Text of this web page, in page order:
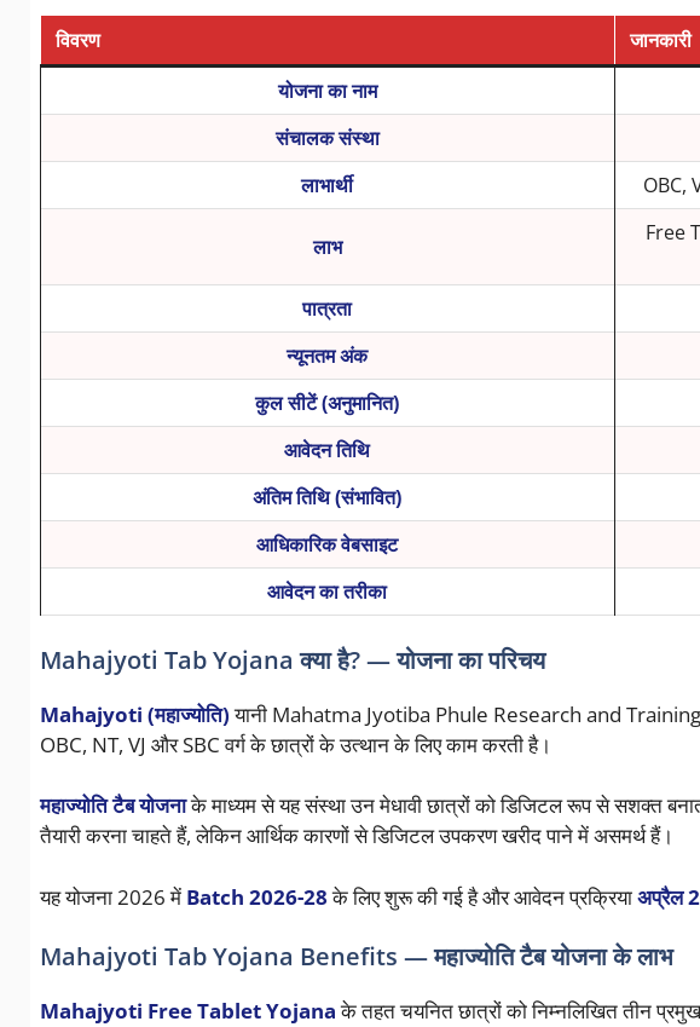
विवरण
जानकारी
योजना का नाम
संचालक संस्था
लाभार्थी
OBC,
लाभ
Free
पात्रता
न्यूनतम अंक
कुल सीटें (अनुमानित)
आवेदन तिथि
अंतिम तिथि (संभावित)
आधिकारिक वेबसाइट
आवेदन का तरीका
Mahajyoti Tab Yojana क्या है? — योजना का परिचय
Mahajyoti (महाज्योति)यानी Mahatma Jyotiba Phule Research and Training
OBC, NT, VJ और SBC वर्ग के छात्रों के उत्थान के लिए काम करती है।
महाज्योति टैब योजनाके माध्यम से यह संस्था उन मेधावी छात्रों को डिजिटल रूप से सशक्त
तैयारी करना चाहते हैं, लेकिन आर्थिक कारणों से डिजिटल उपकरण खरीद पाने में असमर्थ हैं।
यह योजना 2026 में Batch 2026-28के लिए शुरू की गई है और आवेदन प्रक्रियाअप्रैल
Mahajyoti Tab Yojana Benefits — महाज्योति टैब योजना के लाभ
Mahajyoti Free Tablet Yojanaके तहत चयनित छात्रों को निम्नलिखित तीन